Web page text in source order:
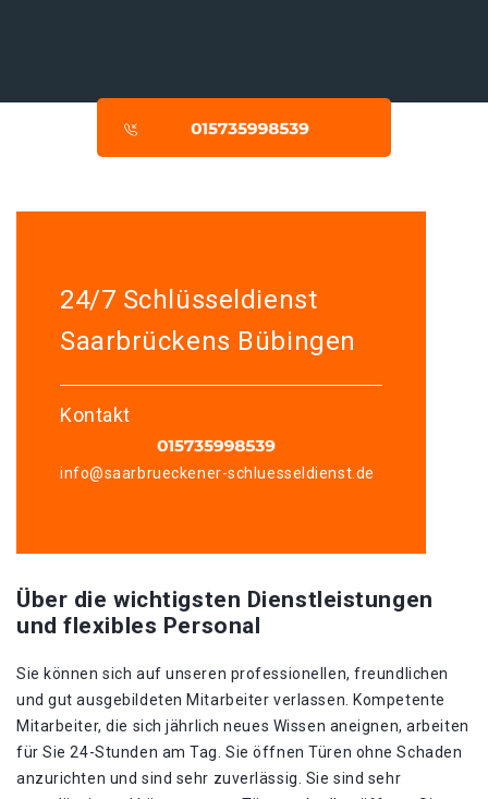
24/7 Schlüsseldienst
Saarbrückens Bübingen
Kontakt
info@saarbrueckener-schluesseldienst.de
Über die wichtigsten Dienstleistungen
und flexibles Personal
Sie können sich auf unseren professionellen, freundlichen
und gut ausgebildeten Mitarbeiter verlassen. Kompetente
Mitarbeiter, die sich jährlich neues Wissen aneignen, arbeiten
für Sie 24-Stunden am Tag. Sie öffnen Türen ohne Schaden
anzurichten und sind sehr zuverlässig. Sie sind sehr